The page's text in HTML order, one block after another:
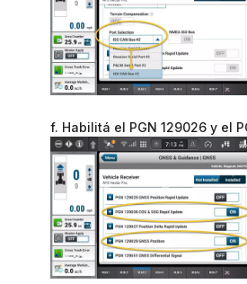
f. Habilitá el PGN 129026 y el